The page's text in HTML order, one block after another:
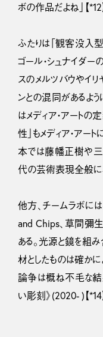
ボの作品だよね」【*12
ふたりは「観客没入
ゴール・シュナイダー
スのメルツバウやイリ
ンとの混同があるよう
はメディア・アートの
性」もメディア・アー
本では藤幡正樹や三
代の芸術表現全般に
他方、チームラボに
and Chips、草間彌
ある。光源と鏡を組み
材としたものは確かに
論争は概ね不毛な結
い彫刻》(2020- )【*14